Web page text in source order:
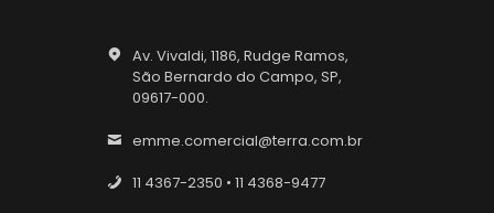
Av. Vivaldi, 1186, Rudge Ramos,
São Bernardo do Campo, SP,
09617-000.
emme.comercial@terra.com.br
11 4367-2350 • 11 4368-9477